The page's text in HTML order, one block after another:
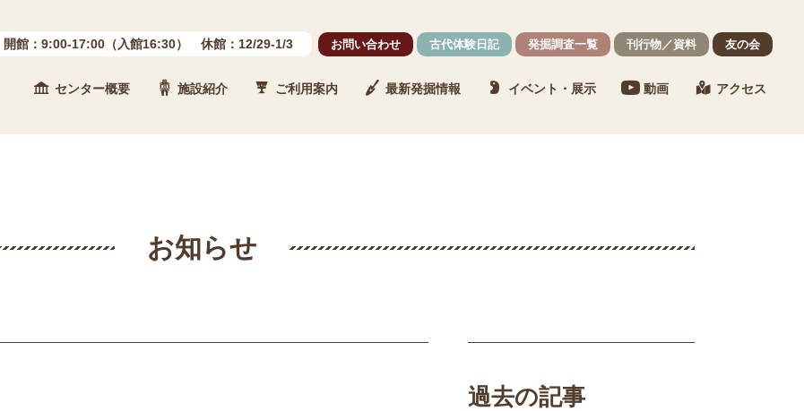
石川県埋蔵文化財センター
開館：9:00-17:00（入館16:30） 休館：12/29-1/3 お問い合わせ 古代体験日記 発掘調査一覧 刊行物／資料 友の会
センター概要 施設紹介 ご利用案内 最新発掘情報 イベント・展示 動画 アクセス
お知らせ
過去の記事